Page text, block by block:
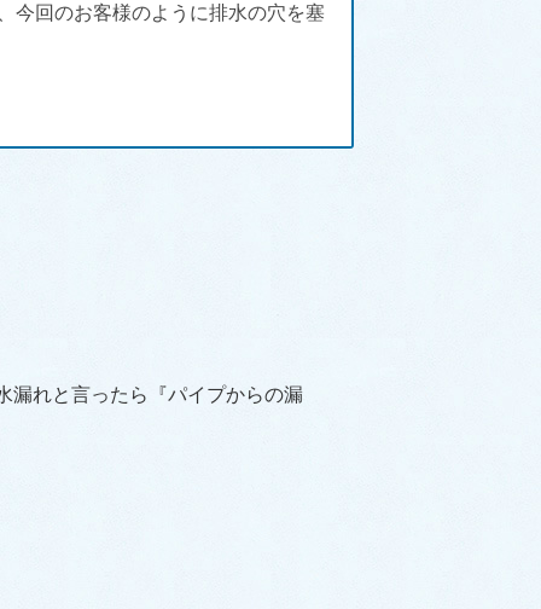
今回のお客様のように排水の穴を塞
漏れと言ったら『パイプからの漏